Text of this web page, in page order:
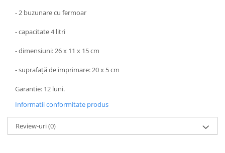
- 2 buzunare cu fermoar
- capacitate 4 litri
- dimensiuni: 26 x 11 x 15 cm
- suprafaţă de imprimare: 20 x 5 cm
Garantie: 12 luni.
Informatii conformitate produs
Review-uri(0)